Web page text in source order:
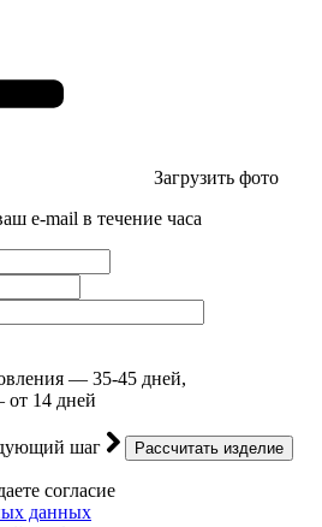
Загрузить фото
e-mail в течение часа
— 35-45 дней,
от 14 дней
шаг
согласие
данных